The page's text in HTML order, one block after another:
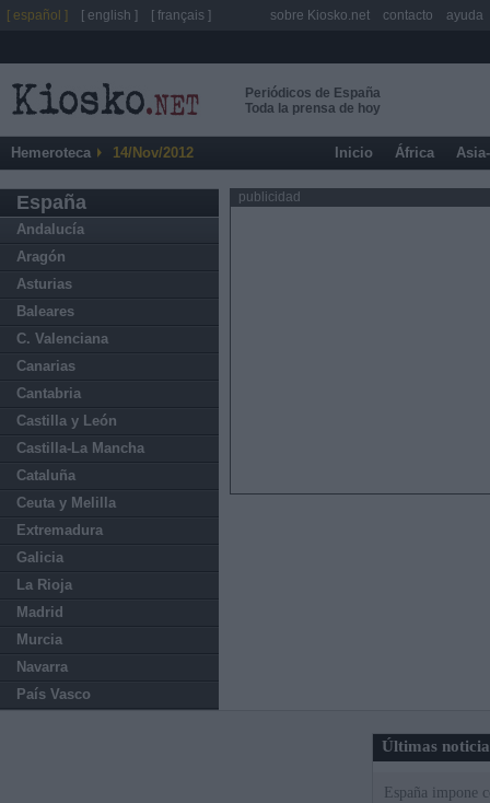
Periódicos de España
Toda la prensa de hoy
Hemeroteca 14/Nov/2012 Inicio África
España
Andalucía
Aragón
Asturias
Baleares
C. Valenciana
Canarias
Cantabria
Castilla y León
Castilla-La Mancha
Cataluña
Ceuta y Melilla
Extremadura
Galicia
La Rioja
Madrid
Murcia
Navarra
País Vasco
publicidad
Últimas
España impone
[ español ] [ english ] [ français ] sobre Kiosko.net contacto ayuda